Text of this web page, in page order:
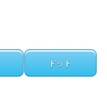
ドット